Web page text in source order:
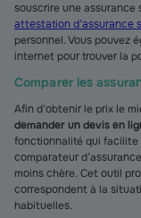
souscrire une assurance
attestation d’assurance
personnel. Vous pouvez
internet pour trouver la
Comparer les
Afin d’obtenir le prix le
demander un devis en
fonctionnalité qui facilite
comparateur
moins chère. Cet outil
correspondent à la
habituelles.